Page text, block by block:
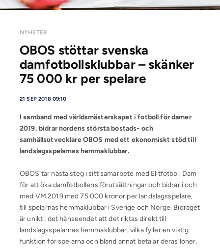
NYHETER
OBOS stöttar svenska
damfotbollsklubbar – skänker
75 000 kr per spelare
21 SEP 2018 09:10
I samband med världsmästerskapet i fotboll för damer
2019, bidrar nordens största bostads- och
samhällsutvecklare OBOS med ett ekonomiskt stöd till
landslagsspelarnas hemmaklubbar.
OBOS tar nästa steg i sitt samarbete med Elitfotboll Dam
för att öka damfotbollens förutsättningar och bidrar i och
med VM 2019 med 75 000 kronor per landslagsspelare,
till spelarnas hemmaklubbar i Sverige och Norge. Bidraget
är unikt i det hänseendet att det riktas direkt till
landslagsspelarnas hemmaklubbar, vilka fyller en viktig
funktion för spelarna och bland annat betalar deras löner.